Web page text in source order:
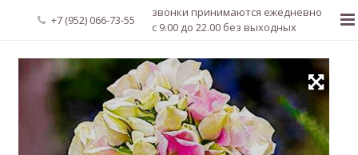
+7 (952) 066-73-55
звонки принимаются ежедневно
с 9.00 до 22.00 без выходных
Главная
О нас
Новости